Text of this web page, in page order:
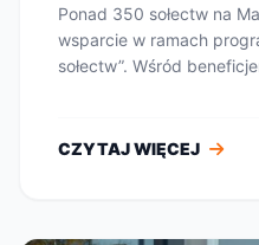
Ponad 350 sołectw na
wsparcie w ramach
sołectw”. Wśród
CZYTAJ WIĘCEJ